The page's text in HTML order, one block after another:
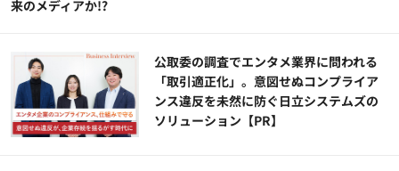
来のメディアか!?
公​​取委の調査でエンタメ業界に問われる
「取引適正化」。意図せぬコンプライア
ンス違反を未然に防ぐ日立システムズの
ソリューション​【PR】